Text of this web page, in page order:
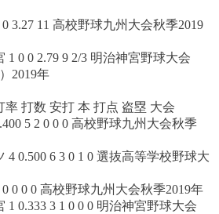
3.27 11 高校野球九州大会秋季2019
1 0 0 2.79 9 2/3 明治神宮野球大会
2019年
率 打数 安打 本 打点 盗塁 大会
5 2 0 0 0 高校野球九州大会秋季
4 0.500 6 3 0 1 0 選抜高等学校野球大
0 0 0 0 高校野球九州大会秋季2019年
1 0.333 3 1 0 0 0 明治神宮野球大会